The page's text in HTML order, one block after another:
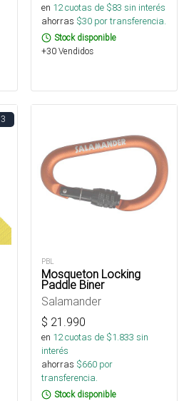
en 12cuotas de $83 sin interés
ahorras $30 por transferencia.
Stock disponible
+30 Vendidos
3
PBL
Mosqueton Locking
Paddle Biner
Salamander
$ 21.990
en 12cuotas de $1.833 sin
interés
ahorras $660 por
transferencia.
Stock disponible